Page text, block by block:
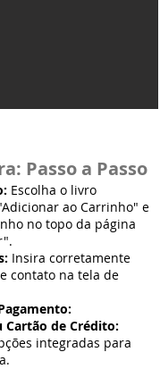
Passo a Passo
Escolha o livro
ao Carrinho" e
no topo da página
Insira corretamente
contato na tela de
Cartão de Crédito:
integradas para